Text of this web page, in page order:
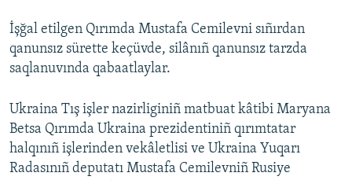
İşğal etilgen Qırımda Mustafa Cemilevni sıñırdan
qanunsız sürette keçüvde, silânıñ qanunsız tarzda
saqlanuvında qabaatlaylar.
Ukraina Tış işler nazirliginiñ matbuat kâtibi Maryana
Betsa Qırımda Ukraina prezidentiniñ qırımtatar
halqınıñ işlerinden vekâletlisi ve Ukraina Yuqarı
Radasınıñ deputatı Mustafa Cemilevniñ Rusiye